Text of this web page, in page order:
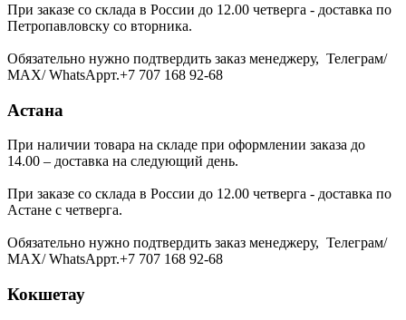
При заказе со склада в России до 12.00 четверга - доставка по
Петропавловску со вторника.
Обязательно нужно подтвердить заказ менеджеру, Телеграм/
МАХ/ WhatsAppт.+7 707 168 92-68
Астана
При наличии товара на складе при оформлении заказа до
14.00 – доставка на следующий день.
При заказе со склада в России до 12.00 четверга - доставка по
Астане с четверга.
Обязательно нужно подтвердить заказ менеджеру, Телеграм/
МАХ/ WhatsAppт.+7 707 168 92-68
Кокшетау